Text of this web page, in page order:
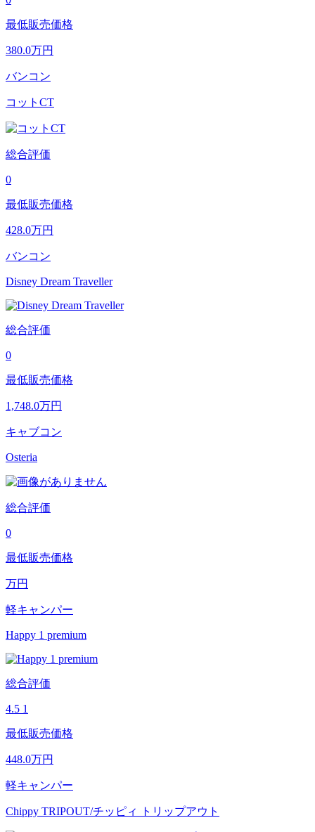
最低販売価格
380.0万円
バンコン
コットCT
総合評価
0
最低販売価格
428.0万円
バンコン
Disney Dream Traveller
総合評価
0
最低販売価格
1,748.0万円
キャブコン
Osteria
総合評価
0
最低販売価格
万円
軽キャンパー
Happy 1 premium
総合評価
4.5 1
最低販売価格
448.0万円
軽キャンパー
Chippy TRIPOUT/チッピィ トリップアウト